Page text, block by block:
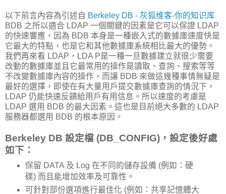
以下前言內容為引述自 Berkeley DB - 灰狐维客-你的知识库
BDB 之所以適合 LDAP 一個關鍵的因素是它可以保證 LDAP
的快速響應，因為 BDB 本身是一種嵌入式的數據庫速度快是
它最大的特點，也是它和其他數據庫系統相比最大的優勢。
我們再來看 LDAP，LDA P是一種一旦數據建立就很少需要
改動的數據庫並且它最常用的操作是讀取、查詢、搜索等等
不改變數據庫內容的操作，而讓 BDB 來做這幾種事情無疑是
最好的選擇，即使在有大量用戶提交數據庫查詢的情況下，
LDAP 仍能快速反饋給用戶有用信息。所以速度的考慮是
LDAP 選用 BDB 的最大因素。這也是目前絕大多數的 LDAP
服務器都選用 BDB 的根本原因。
Berkeley DB 設定檔 (DB_CONFIG)，設定後好處
如下：
保留 DATA 及 Log 在不同的儲存設備 (例如：硬
碟) 而且能增加效率及可靠性。
可針對部份選項進行最佳化 (例如：共享記憶體大